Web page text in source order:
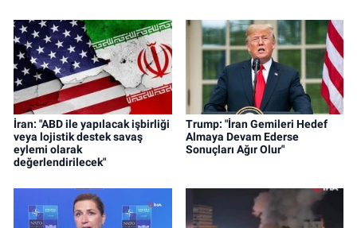
İran: "ABD ile yapılacak işbirliği
veya lojistik destek savaş
eylemi olarak
değerlendirilecek"
Trump: "İran Gemileri Hedef
Almaya Devam Ederse
Sonuçları Ağır Olur"